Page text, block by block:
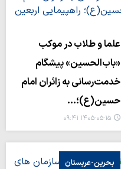
علما و طلاب در موکب
«باب‌الحسین» پیشگام
خدمت‌رسانی به زائران امام
حسین(ع)؛…
۱۴۰۵-۰۵-۱۵ ۰۹:۴۱
بحرین-عربستان